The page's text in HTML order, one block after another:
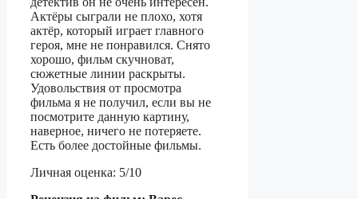
Актёры сыграли не плохо, хотя
актёр, который играет главного
героя, мне не понравился. Снято
хорошо, фильм скучноват,
сюжетные линии раскрыты.
Удовольствия от просмотра
фильма я не получил, если вы не
посмотрите данную картину,
наверное, ничего не потеряете.
Есть более достойные фильмы.
Личная оценка: 5/10